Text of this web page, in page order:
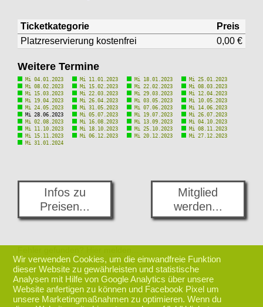
Ticketkategorie
Preis
Platzreservierung kostenfrei
0,00 €
Weitere Termine
Mi 04.01.2023 Mi 11.01.2023 Mi 18.01.2023
Mi 25.01.2023
Mi 08.02.2023
Mi 15.02.2023 Mi 22.02.2023
Mi 08.03.2023
Mi 15.03.2023
Mi 22.03.2023 Mi 29.03.2023
Mi 12.04.2023
Mi 19.04.2023
Mi 26.04.2023 Mi 03.05.2023
Mi 10.05.2023
Mi 24.05.2023
Mi 31.05.2023 Mi 07.06.2023
Mi 14.06.2023
Mi 28.06.2023
Mi 05.07.2023 Mi 19.07.2023
Mi 26.07.2023
Mi 02.08.2023
Mi 16.08.2023 Mi 13.09.2023
Mi 04.10.2023
Mi 11.10.2023
Mi 18.10.2023 Mi 25.10.2023
Mi 08.11.2023
Mi 15.11.2023
Mi 06.12.2023 Mi 20.12.2023
Mi 27.12.2023
Mi 31.01.2024
Infos zu
Preisen...
Mitglied
werden...
zurück nach oben
Wir verwenden Cookies, um die einwandfreie Funktion
dieser Website zu gewährleisten und statistische
Analysen mit Hilfe von Google Analytics über unsere
Website anfertigen zu können und Facebook Pixel um
unsere Marketingmaßnahmen zu optimieren. Wenn du